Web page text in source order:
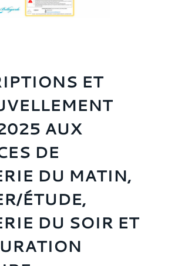
ET
AUX
DE
DU MATIN,
ÉTUDE,
DU SOIR ET